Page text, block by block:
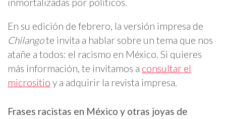
En su edición de febrero, la versión impresa de
Chilangote invita a hablar sobre un tema que nos
atañe a todos: el racismo en México. Si quieres
más información, te invitamos a consultar el
micrositio y a adquirir la revista impresa.
Frases racistas en México y otras joyas de